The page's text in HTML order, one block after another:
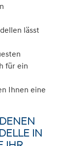
lässt
für ein
Ihnen eine
IN